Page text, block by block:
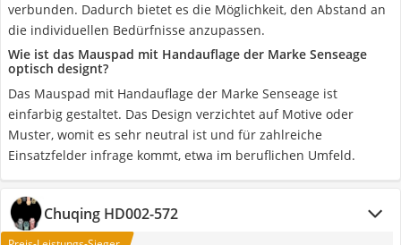
verbunden. Dadurch bietet es die Möglichkeit, den Abstand an
die individuellen Bedürfnisse anzupassen.
Wie ist das Mauspad mit Handauflage der Marke Senseage
optisch designt?
Das Mauspad mit Handauflage der Marke Senseage ist
einfarbig gestaltet. Das Design verzichtet auf Motive oder
Muster, womit es sehr neutral ist und für zahlreiche
Einsatzfelder infrage kommt, etwa im beruflichen Umfeld.
Chuqing HD002-572